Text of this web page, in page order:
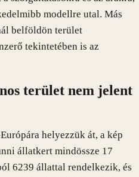
modellre utal. Más
belföldön terület
tekintetében is az
terület nem jelent
helyezzük át, a kép
állatkert mindössze 17
6239 állattal rendelkezik, és